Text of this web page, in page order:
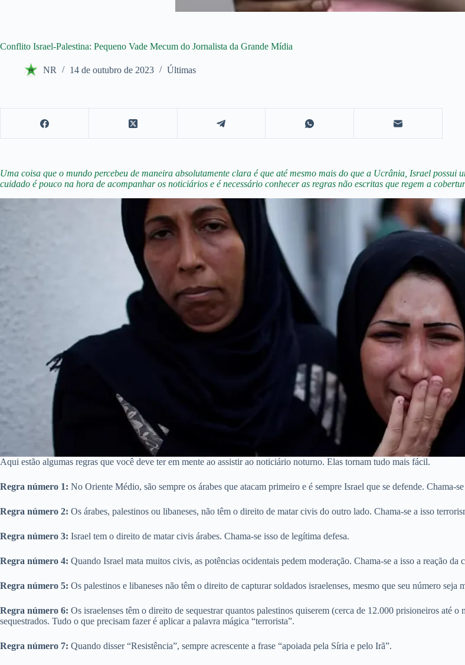
Conflito Israel-Palestina: Pequeno Vade Mecum do Jornalista da Grande Mídia
NR 14 de outubro de 2023 Últimas
Uma coisa que o mundo percebeu de maneira absolutamente clara é que até mesmo mais do que a Ucrânia, Israel
cuidado é pouco na hora de acompanhar os noticiários e é necessário conhecer as regras não escritas que regem a
Aqui estão algumas regras que você deve ter em mente ao assistir ao noticiário noturno. Elas tornam tudo mais fácil.
Regra número 1: No Oriente Médio, são sempre os árabes que atacam primeiro e é sempre Israel que se defende. Chama-
Regra número 2: Os árabes, palestinos ou libaneses, não têm o direito de matar civis do outro lado. Chama-se a isso
Regra número 3: Israel tem o direito de matar civis árabes. Chama-se isso de legítima defesa.
Regra número 4: Quando Israel mata muitos civis, as potências ocidentais pedem moderação. Chama-se a isso a reação da
Regra número 5: Os palestinos e libaneses não têm o direito de capturar soldados israelenses, mesmo que seu número
Regra número 6: Os israelenses têm o direito de sequestrar quantos palestinos quiserem (cerca de 12.000 prisioneiros até
sequestrados. Tudo o que precisam fazer é aplicar a palavra mágica “terrorista”.
Regra número 7: Quando disser “Resistência”, sempre acrescente a frase “apoiada pela Síria e pelo Irã”.